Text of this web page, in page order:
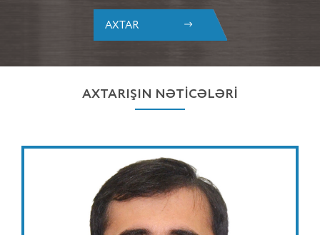
AXTAR
AXTARIŞIN NƏTİCƏLƏRİ